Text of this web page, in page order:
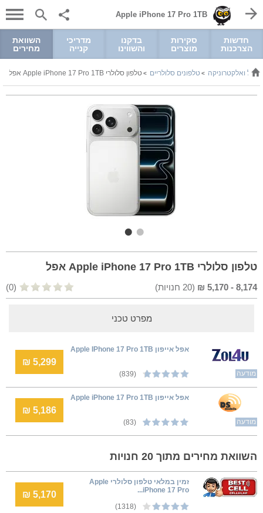
Apple iPhone 17 Pro 1TB
חדשות
הצרכנות
סקירות
מוצרים
בדקנו
והשווינו
מדריכי
קנייה
השוואת
מחירים
ואלקטרוניקה > טלפונים סלולריים >טלפון סלולרי Apple iPhone 17 Pro 1TB אפל
טלפון סלולרי Apple iPhone 17 Pro 1TB אפל
8,174
-
5,170
₪
(
20 חנויות) (0)
מפרט טכני
מודעה
אפל אייפון Apple IPhone 17 Pro 1TB
(839)
5,299 ₪
מודעה
אפל אייפון Apple iPhone 17 Pro 1TB
(83)
5,186 ₪
השוואת מחירים מתוך 20 חנויות
זמין במלאי טלפון סלולרי Apple
iPhone 17 Pro...
(1318)
5,170 ₪